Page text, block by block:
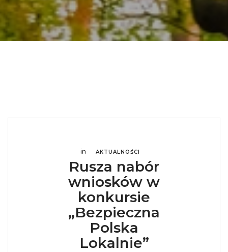
in AKTUALNOŚCI
Rusza nabór
wniosków w
konkursie
„Bezpieczna
Polska
Lokalnie”